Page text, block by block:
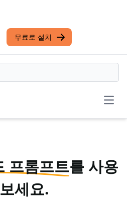
무료로 설치
프롬프트를 사용
세요.